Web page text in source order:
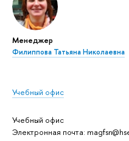
Менеджер
Филиппова Татьяна Николаевна
Учебный офис
Учебный офис
Электронная почта: